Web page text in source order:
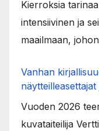
Kierroksia
intensiivinen ja
maailmaan, johon
Vanhan
Vuoden 2026
kuvataiteilija